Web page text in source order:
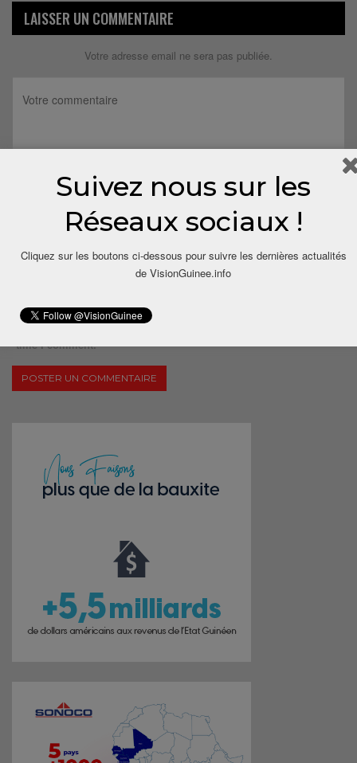
LAISSER UN COMMENTAIRE
Votre adresse email ne sera pas publiée.
Save my name, email, and website in this browser for the next
time I comment.
Suivez nous sur les
Réseaux sociaux !
Cliquez sur les boutons ci-dessous pour suivre les dernières actualités
de VisionGuinee.info